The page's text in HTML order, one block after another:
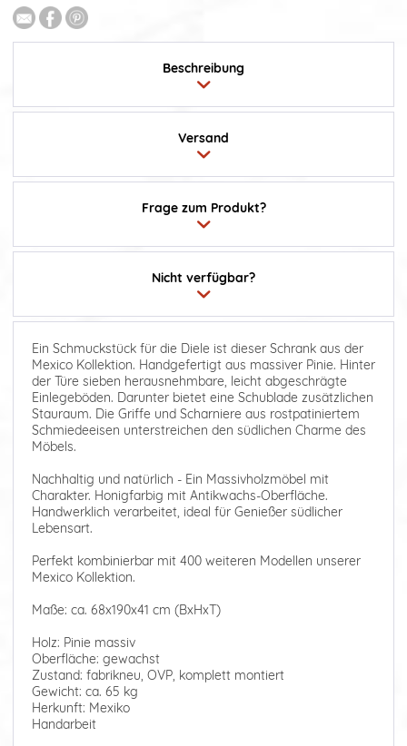
Beschreibung
Frage zum Produkt?
Versand
Nicht verfügbar?
Ein Schmuckstück für die Diele ist dieser Schrank aus der
Mexico Kollektion. Handgefertigt aus massiver Pinie. Hinter
der Türe sieben herausnehmbare, leicht abgeschrägte
Einlegeböden. Darunter bietet eine Schublade zusätzlichen
Stauraum. Die Griffe und Scharniere aus rostpatiniertem
Schmiedeeisen unterstreichen den südlichen Charme des
Möbels.
Nachhaltig und natürlich - Ein Massivholzmöbel mit
Charakter. Honigfarbig mit Antikwachs-Oberfläche.
Handwerklich verarbeitet, ideal für Genießer südlicher
Lebensart.
Perfekt kombinierbar mit 400 weiteren Modellen unserer
Mexico Kollektion.
Maße: ca. 68x190x41 cm (BxHxT)
Holz: Pinie massiv
Oberfläche: gewachst
Zustand: fabrikneu, OVP, komplett montiert
Gewicht: ca. 65 kg
Herkunft: Mexiko
Handarbeit